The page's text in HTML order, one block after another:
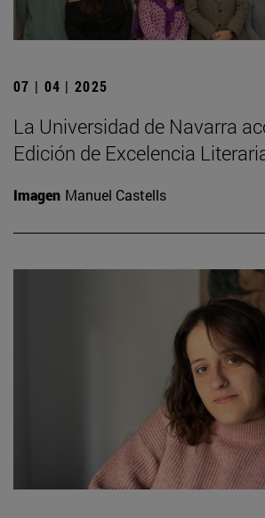
07 | 04 | 2025
La Universidad de Navarra
Edición de Excelencia
Imagen Manuel Castells